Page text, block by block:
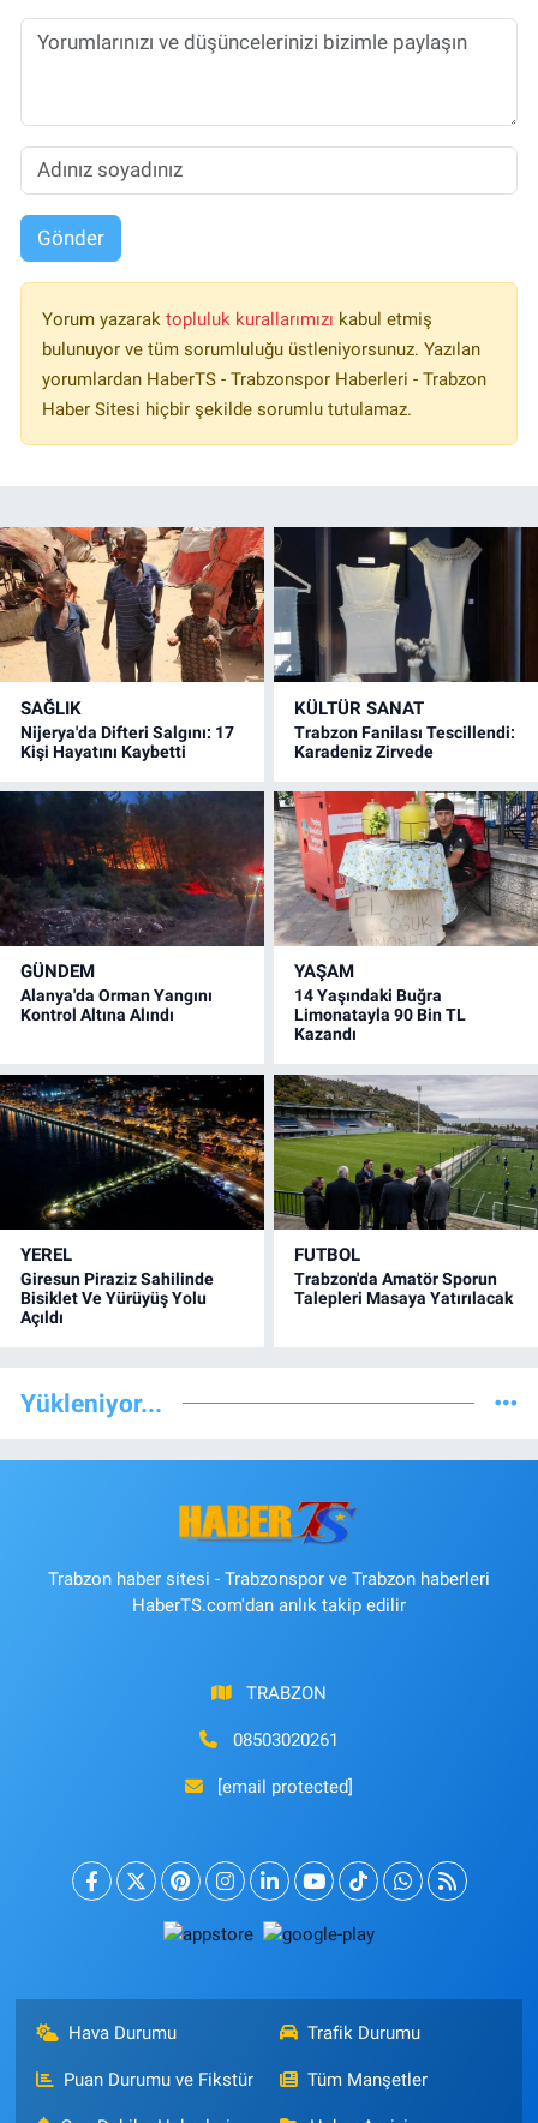
Gönder
Yorum yazarak topluluk kurallarımızı kabul etmiş
bulunuyor ve tüm sorumluluğu üstleniyorsunuz. Yazılan
yorumlardan HaberTS - Trabzonspor Haberleri - Trabzon
Haber Sitesi hiçbir şekilde sorumlu tutulamaz.
SAĞLIK
Nijerya'da Difteri Salgını: 17
Kişi Hayatını Kaybetti
KÜLTÜR SANAT
Trabzon Fanilası Tescillendi:
Karadeniz Zirvede
GÜNDEM
Alanya'da Orman Yangını
Kontrol Altına Alındı
YAŞAM
14 Yaşındaki Buğra
Limonatayla 90 Bin TL
Kazandı
YEREL
Giresun Piraziz Sahilinde
Bisiklet Ve Yürüyüş Yolu
Açıldı
FUTBOL
Trabzon'da Amatör Sporun
Talepleri Masaya Yatırılacak
Yükleniyor...
Trabzon haber sitesi - Trabzonspor ve Trabzon haberleri
HaberTS.com'dan anlık takip edilir
TRABZON
08503020261
[email protected]
Hava Durumu Trafik Durumu
Puan Durumu ve Fikstür Tüm Manşetler